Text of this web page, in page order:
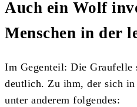
Auch ein Wolf
Menschen in der
Im Gegenteil: Die Graufelle
deutlich. Zu ihm, der sich
unter anderem folgendes: